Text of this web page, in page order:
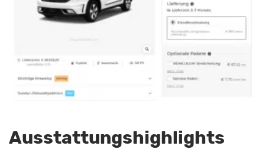
Ausstattungshighlights